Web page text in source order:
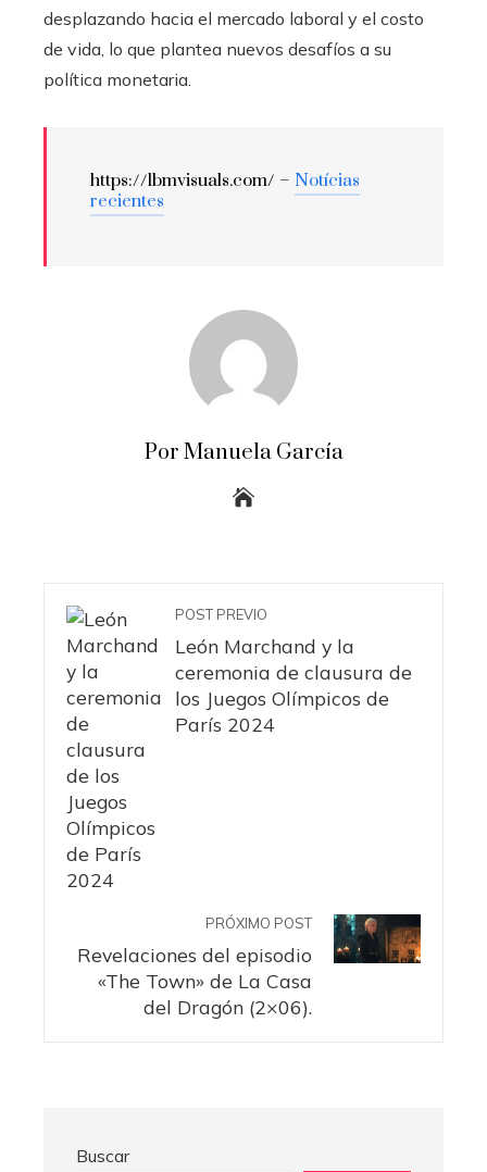
desplazando hacia el mercado laboral y el costo
de vida, lo que plantea nuevos desafíos a su
política monetaria.
https://lbmvisuals.com/ – Notícias
recientes
Por Manuela García
POST PREVIO
León Marchand y la
ceremonia de clausura de
los Juegos Olímpicos de
París 2024
PRÓXIMO POST
Revelaciones del episodio
«The Town» de La Casa
del Dragón (2×06).
Buscar